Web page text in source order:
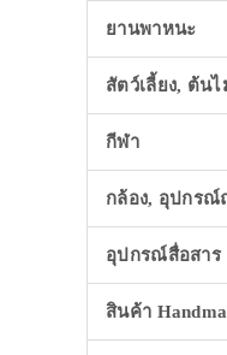
ยานพาหนะ
สัตว์เลี้ยง, ต้นไ
กีฬา
กล้อง, อุปกรณ์
อุปกรณ์สื่อสาร
สินค้า